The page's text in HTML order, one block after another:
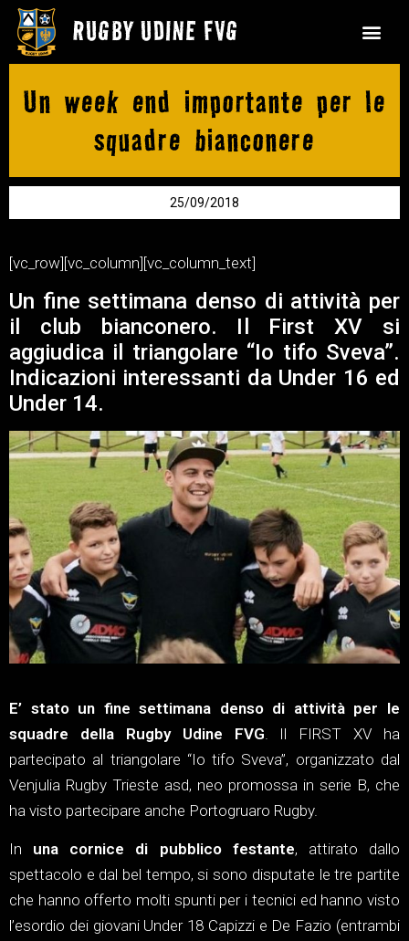
Un week end importante per le
squadre bianconere
25/09/2018
[vc_row][vc_column][vc_column_text]
Un fine settimana denso di attività per
il club bianconero. Il First XV si
aggiudica il triangolare “Io tifo Sveva”.
Indicazioni interessanti da Under 16 ed
Under 14.
E’ stato un fine settimana denso di attività per le
squadre della Rugby Udine FVG. Il FIRST XV ha
partecipato al triangolare “Io tifo Sveva”, organizzato dal
Venjulia Rugby Trieste asd, neo promossa in serie B, che
ha visto partecipare anche Portogruaro Rugby.
In una cornice di pubblico festante, attirato dallo
spettacolo e dal bel tempo, si sono disputate le tre partite
che hanno offerto molti spunti per i tecnici ed hanno visto
l’esordio dei giovani Under 18 Capizzi e De Fazio (entrambi